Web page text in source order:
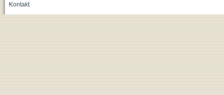
Kontakt